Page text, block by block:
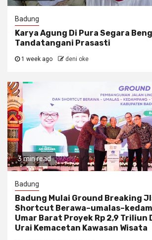
Badung
Karya Agung Di Pura Segara
Tandatangani Prasasti
1 week ago deni oke
3 min read
Badung
Badung Mulai Ground Breaking
Shortcut
Umar Barat Proyek Rp 2,9
Urai Kemacetan Kawasan Wisata